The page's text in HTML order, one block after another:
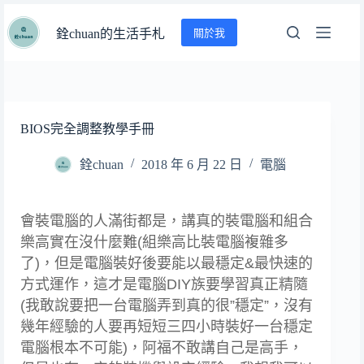
至
銓chuan的生活手札 關於我
BIOS完全調整教學手冊
銓chuan 2018 年 6 月 22 日 電腦
會裝電腦的人滿街都是，講真的裝電腦和組合
樂高實在沒什麼難(組樂高比裝電腦複雜多
了)，但是電腦裝好後要能以最穩定&最快速的
方式運作，這才是電腦DIY族要學習真正精隨
(我敢說要把一台電腦弄到真的很”穩定”，沒有
幾年經驗的人要再短短三四小時裝好一台穩定
電腦根本不可能)，阿福不敢講自己是高手，